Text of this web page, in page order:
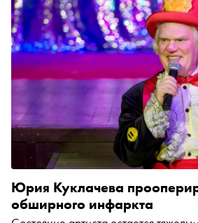
Юрия Куклачева
обширного инфаркта